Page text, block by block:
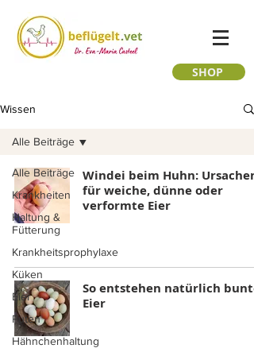
SHOP
Wissen
Alle Beiträge
Krankheiten
Haltung &
Fütterung
Krankheitsprophylaxe
Küken
Eier
Puten
Hähnchenhaltung
Alle Beiträge
Windei beim Huhn: Ursachen
für weiche, dünne oder
verformte Eier
So entstehen natürlich bunte
Eier